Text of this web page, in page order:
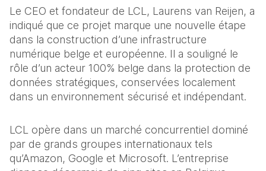
Le CEO et fondateur de LCL, Laurens van Reijen, a
indiqué que ce projet marque une nouvelle étape
dans la construction d’une infrastructure
numérique belge et européenne. Il a souligné le
rôle d’un acteur 100% belge dans la protection de
données stratégiques, conservées localement
dans un environnement sécurisé et indépendant.
LCL opère dans un marché concurrentiel dominé
par de grands groupes internationaux tels
qu’Amazon, Google et Microsoft. L’entreprise